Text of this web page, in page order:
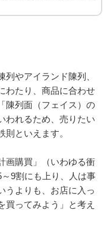
やアイランド陳列、
わたり、商品に合わせ
陳列面（フェイス）の
われるため、売りたい
といえます。
画購買」（いわゆる衝
9割にも上り、人は事
うよりも、お店に入っ
買ってみよう」と考え